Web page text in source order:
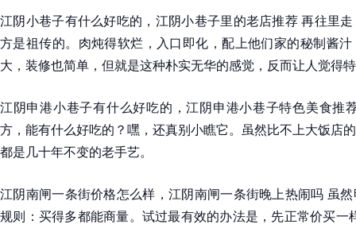
江阴小巷子有什么好吃的，江阴小巷子里的老店推荐 再往里
方是祖传的。肉炖得软烂，入口即化，配上他们家的秘制酱
大，装修也简单，但就是这种朴实无华的感觉，反而让人觉得
江阴申港小巷子有什么好吃的，江阴申港小巷子特色美食推
方，能有什么好吃的？嘿，还真别小瞧它。虽然比不上大饭店
都是几十年不变的老手艺。
江阴南闸一条街价格怎么样，江阴南闸一条街晚上热闹吗 虽
规则：买得多都能商量。试过最有效的办法是，先正常价买一